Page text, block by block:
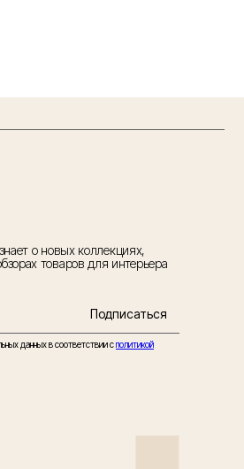
о новых коллекциях,
товаров для интерьера
данных в соответствии сполитикой
Подписаться